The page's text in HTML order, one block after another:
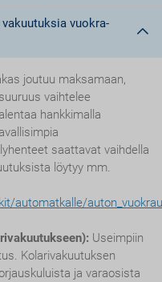
vuokra-
joutuu maksamaan,
vaihtelee
hankkimalla
saattavat vaihdella
löytyy mm.
automatkalle/
Useimpiin
Kolarivakuutuksen
ja varaosista